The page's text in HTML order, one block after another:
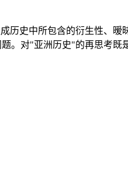
历史中所包含的衍生性、
。对"亚洲历史"的再思考